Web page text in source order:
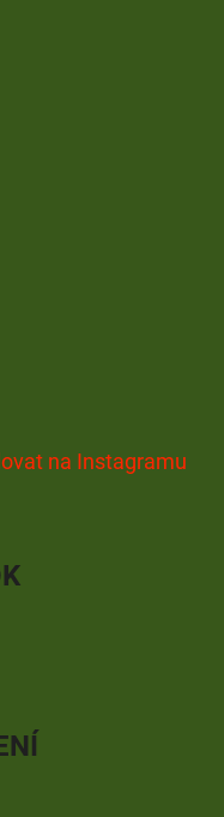
na Instagramu